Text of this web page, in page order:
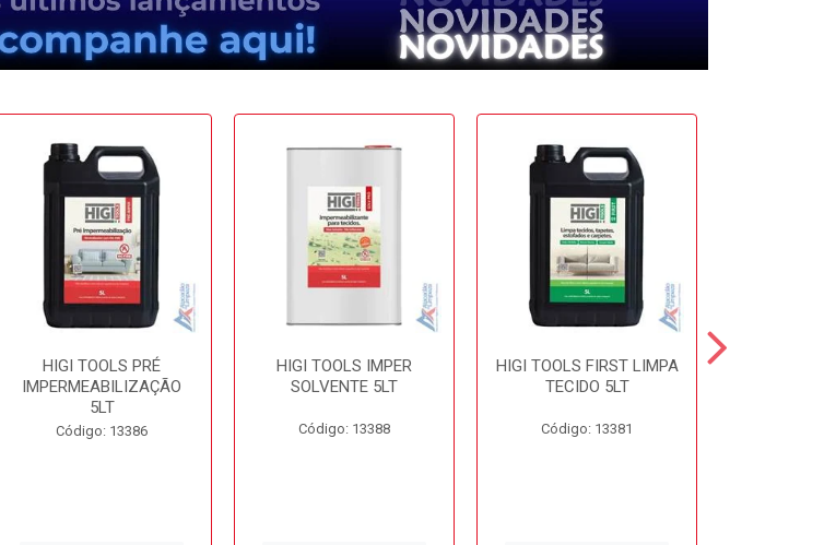
HIGI TOOLS PRÉ
IMPERMEABILIZAÇÃO
5LT
Código: 13386
HIGI TOOLS IMPER
SOLVENTE 5LT
Código: 13388
HIGI TOOLS FIRST LIMPA
TECIDO 5LT
Código: 13381